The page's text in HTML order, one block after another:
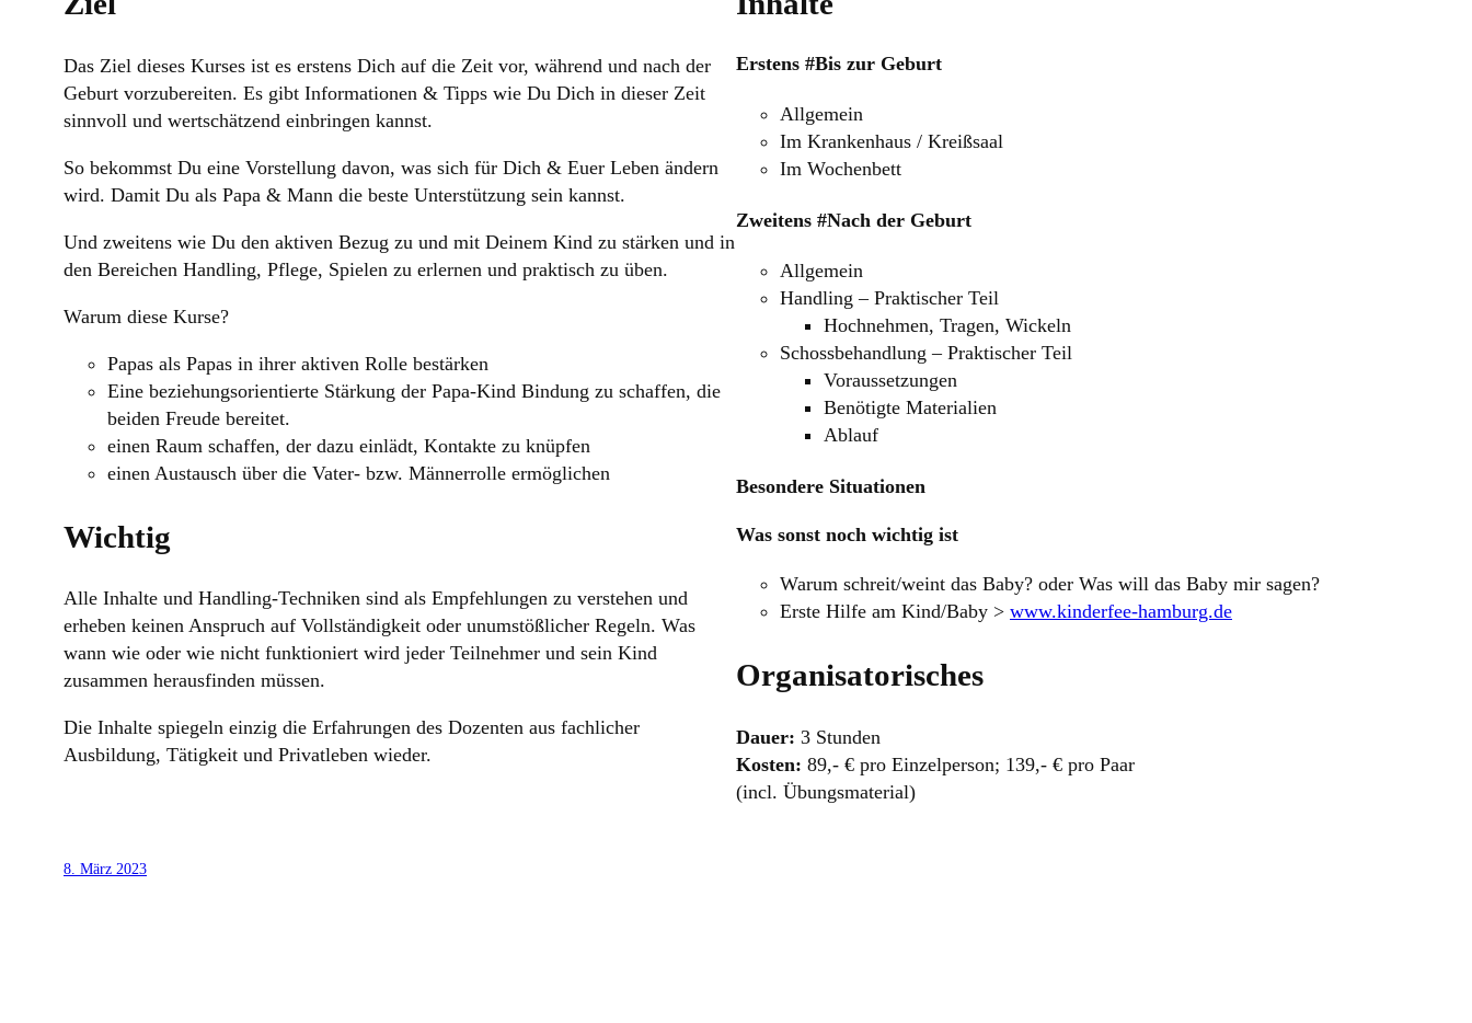
Das Ziel dieses Kurses ist es erstens Dich auf die Zeit vor, während und nach der
Geburt vorzubereiten. Es gibt Informationen & Tipps wie Du Dich in dieser Zeit
sinnvoll und wertschätzend einbringen kannst.
So bekommst Du eine Vorstellung davon, was sich für Dich & Euer Leben ändern
wird. Damit Du als Papa & Mann die beste Unterstützung sein kannst.
Und zweitens wie Du den aktiven Bezug zu und mit Deinem Kind zu stärken und in
den Bereichen Handling, Pflege, Spielen zu erlernen und praktisch zu üben.
Warum diese Kurse?
Papas als Papas in ihrer aktiven Rolle bestärken
Eine beziehungsorientierte Stärkung der Papa-Kind Bindung zu schaffen, die
beiden Freude bereitet.
einen Raum schaffen, der dazu einlädt, Kontakte zu knüpfen
einen Austausch über die Vater- bzw. Männerrolle ermöglichen
Wichtig
Alle Inhalte und Handling-Techniken sind als Empfehlungen zu verstehen und
erheben keinen Anspruch auf Vollständigkeit oder unumstößlicher Regeln. Was
wann wie oder wie nicht funktioniert wird jeder Teilnehmer und sein Kind
zusammen herausfinden müssen.
Die Inhalte spiegeln einzig die Erfahrungen des Dozenten aus fachlicher
Ausbildung, Tätigkeit und Privatleben wieder.
Erstens #Bis zur Geburt
Allgemein
Im Krankenhaus / Kreißsaal
Im Wochenbett
Zweitens #Nach der Geburt
Allgemein
Handling – Praktischer Teil
Hochnehmen, Tragen, Wickeln
Schossbehandlung – Praktischer Teil
Voraussetzungen
Benötigte Materialien
Ablauf
Besondere Situationen
Was sonst noch wichtig ist
Warum schreit/weint das Baby? oder Was will das Baby mir sagen?
Erste Hilfe am Kind/Baby > www.kinderfee-hamburg.de
Organisatorisches
Dauer: 3 Stunden
Kosten: 89,- € pro Einzelperson; 139,- € pro Paar
(incl. Übungsmaterial)
8. März 2023